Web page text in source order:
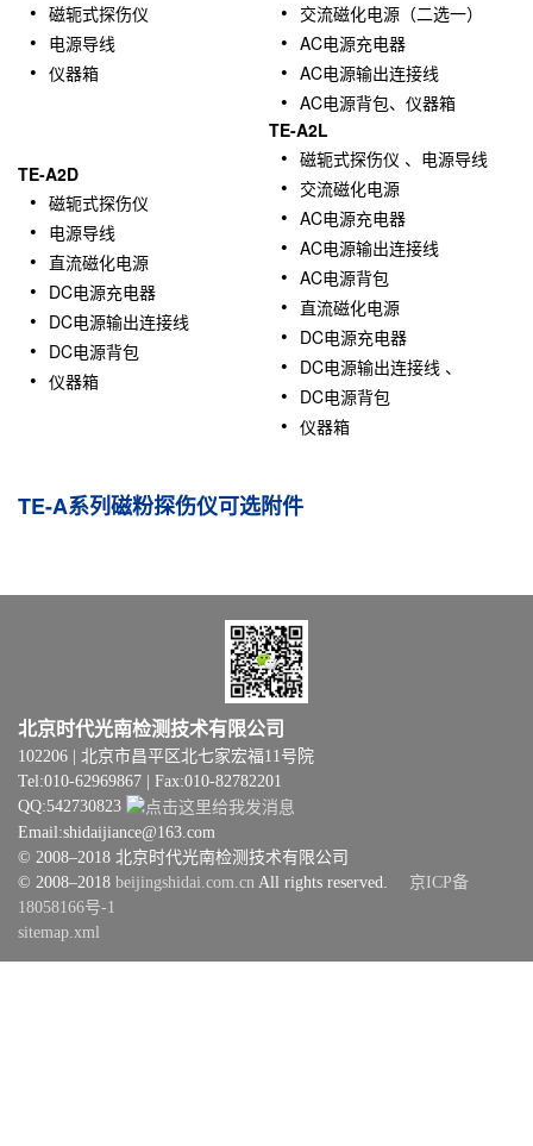
磁轭式探伤仪
电源导线
仪器箱
交流磁化电源（二选一）
AC电源充电器
AC电源输出连接线
AC电源背包、仪器箱
TE-A2D
磁轭式探伤仪
电源导线
直流磁化电源
DC电源充电器
DC电源输出连接线
DC电源背包
仪器箱
TE-A2L
磁轭式探伤仪 、电源导线
交流磁化电源
AC电源充电器
AC电源输出连接线
AC电源背包
直流磁化电源
DC电源充电器
DC电源输出连接线 、
DC电源背包
仪器箱
TE-A系列磁粉探伤仪可选附件
北京时代光南检测技术有限公司
102206 | 北京市昌平区北七家宏福11号院
Tel:010-62969867 | Fax:010-82782201
QQ:542730823
Email:shidaijiance@163.com
© 2008–2018 北京时代光南检测技术有限公司
© 2008–2018 beijingshidai.com.cn All rights reserved. 京ICP备
18058166号-1
sitemap.xml